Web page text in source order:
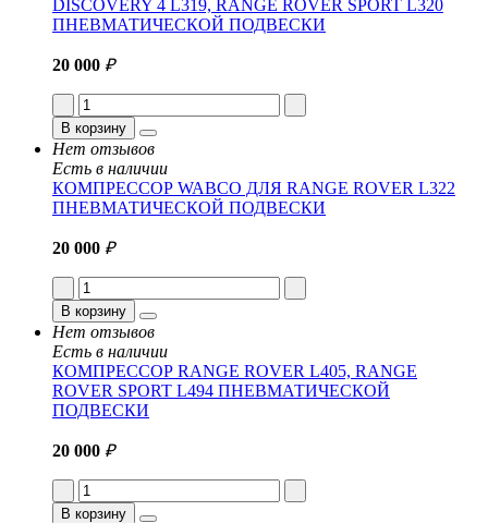
DISCOVERY 4 L319, RANGE ROVER SPORT L320
ПНЕВМАТИЧЕСКОЙ ПОДВЕСКИ
20 000 ₽
В корзину
Нет отзывов
Есть в наличии
КОМПРЕССОР WABCO ДЛЯ RANGE ROVER L322
ПНЕВМАТИЧЕСКОЙ ПОДВЕСКИ
20 000 ₽
В корзину
Нет отзывов
Есть в наличии
КОМПРЕССОР RANGE ROVER L405, RANGE
ROVER SPORT L494 ПНЕВМАТИЧЕСКОЙ
ПОДВЕСКИ
20 000 ₽
В корзину